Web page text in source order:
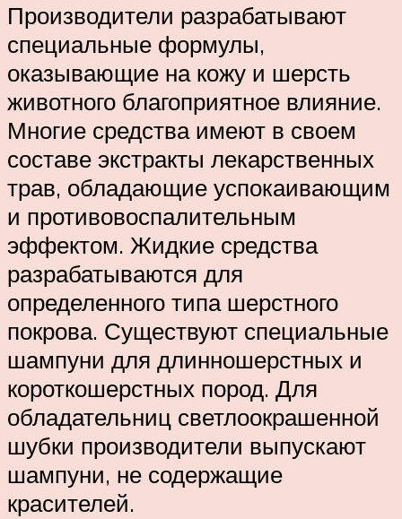
Производители разрабатывают
специальные формулы,
оказывающие на кожу и шерсть
животного благоприятное влияние.
Многие средства имеют в своем
составе экстракты лекарственных
трав, обладающие успокаивающим
и противовоспалительным
эффектом. Жидкие средства
разрабатываются для
определенного типа шерстного
покрова. Существуют специальные
шампуни для длинношерстных и
короткошерстных пород. Для
обладательниц светлоокрашенной
шубки производители выпускают
шампуни, не содержащие
красителей.